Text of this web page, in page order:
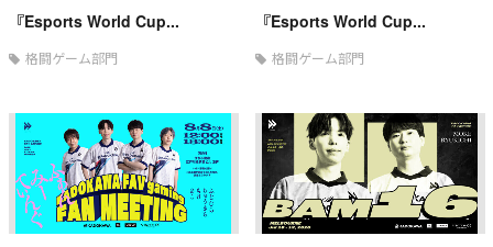
『Esports World Cup...
格闘ゲーム部門
『Esports World Cup...
格闘ゲーム部門